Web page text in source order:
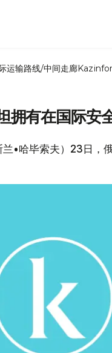
运输路线/中间走廊
拥有在国际安
•哈毕索夫）23日，